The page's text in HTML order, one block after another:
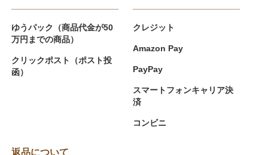
ゆうパック（商品代金が50
万円までの商品）
クリックポスト（ポスト投
函）
クレジット
Amazon Pay
PayPay
スマートフォンキャリア決
済
コンビニ
返品について